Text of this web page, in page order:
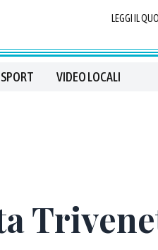
LEGGI IL
SPORT VIDEO LOCALI